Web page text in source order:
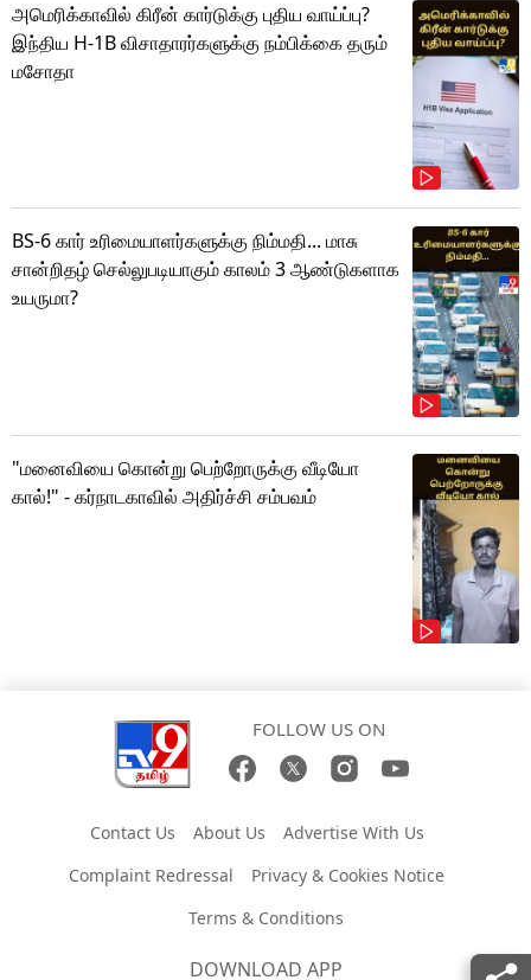
அமெரிக்காவில் கிரீன் கார்டுக்கு புதிய வாய்ப்பு?
இந்திய H-1B விசாதாரர்களுக்கு நம்பிக்கை தரும்
மசோதா
BS-6 கார் உரிமையாளர்களுக்கு நிம்மதி... மாசு
சான்றிதழ் செல்லுபடியாகும் காலம் 3 ஆண்டுகளாக
உயருமா?
"மனைவியை கொன்று பெற்றோருக்கு வீடியோ
கால்!" - கர்நாடகாவில் அதிர்ச்சி சம்பவம்
FOLLOW US ON
Contact Us About Us
Advertise With Us
Complaint Redressal
Privacy & Cookies Notice
Terms & Conditions
DOWNLOAD APP